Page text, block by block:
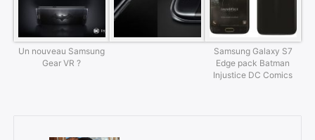
Un nouveau Samsung
Gear VR ?
Samsung Galaxy S7
Edge pack Batman
Injustice DC Comics